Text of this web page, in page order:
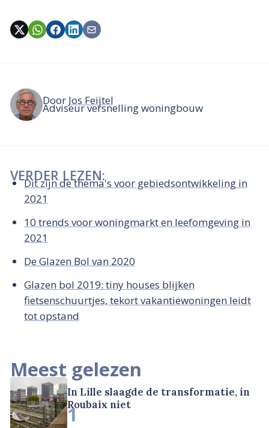
Door Jos Feijtel
Adviseur versnelling woningbouw
VERDER LEZEN:
Dit zijn de thema's voor gebiedsontwikkeling in
2021
10 trends voor woningmarkt en leef­omgeving in
2021
De Glazen Bol van 2020
Glazen bol 2019: tiny houses blijken
fietsenschuurtjes, tekort vakantiewoningen leidt
tot opstand
Meest gelezen
In Lille slaagde de transformatie, in
Roubaix niet
1